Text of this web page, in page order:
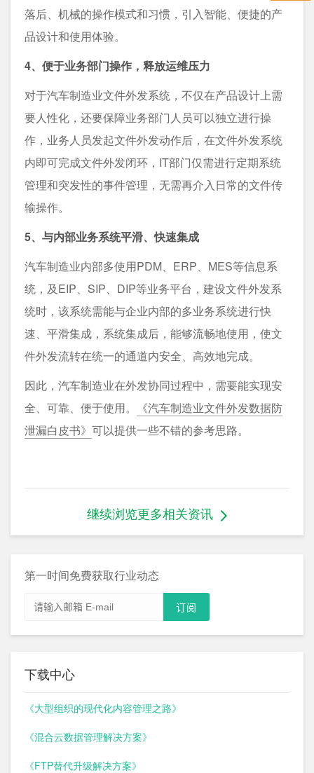
落后、机械的操作模式和习惯，引入智能、便捷的产
品设计和使用体验。
4、便于业务部门操作，释放运维压力
对于汽车制造业文件外发系统，不仅在产品设计上需
要人性化，还要保障业务部门人员可以独立进行操
作，业务人员发起文件外发动作后，在文件外发系统
内即可完成文件外发闭环，IT部门仅需进行定期系统
管理和突发性的事件管理，无需再介入日常的文件传
输操作。
5、与内部业务系统平滑、快速集成
汽车制造业内部多使用PDM、ERP、MES等信息系
统，及EIP、SIP、DIP等业务平台，建设文件外发系
统时，该系统需能与企业内部的多业务系统进行快
速、平滑集成，系统集成后，能够流畅地使用，使文
件外发流转在统一的通道内安全、高效地完成。
因此，汽车制造业在外发协同过程中，需要能实现安
全、可靠、便于使用。
《汽车制造业文件外发数据防
泄漏白皮书》 可以提供一些不错的参考思路。
继续浏览更多相关资讯
第一时间免费获取行业动态
下载中心
《大型组织的现代化内容管理之路》
《混合云数据管理解决方案》
《FTP替代升级解决方案》